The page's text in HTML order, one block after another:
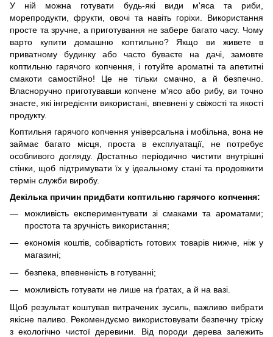
У ній можна готувати будь-які види м'яса та риби,
морепродукти, фрукти, овочі та навіть горіхи. Використання
просте та зручне, а приготування не забере багато часу. Чому
варто купити домашню коптильню? Якщо ви живете в
приватному будинку або часто буваєте на дачі, замовте
коптильню гарячого копчення, і готуйте ароматні та апетитні
смакоти самостійно! Це не тільки смачно, а й безпечно.
Власноручно приготувавши копчене м'ясо або рибу, ви точно
знаєте, які інгредієнти використані, впевнені у свіжості та якості
продукту.
Коптильня гарячого копчення універсальна і мобільна, вона не
займає багато місця, проста в експлуатації, не потребує
особливого догляду. Достатньо періодично чистити внутрішні
стінки, щоб підтримувати їх у ідеальному стані та продовжити
термін служби виробу.
Декілька причин придбати коптильню гарячого копчення:
можливість експериментувати зі смаками та ароматами;
простота та зручність використання;
економія коштів, собівартість готових товарів нижче, ніж у
магазині;
безпека, впевненість в готуванні;
можливість готувати не лише на ґратах, а й на вазі.
Щоб результат коштував витрачених зусиль, важливо вибрати
якісне паливо. Рекомендуємо використовувати безпечну тріску
з екологічно чистої деревини. Від породи дерева залежить